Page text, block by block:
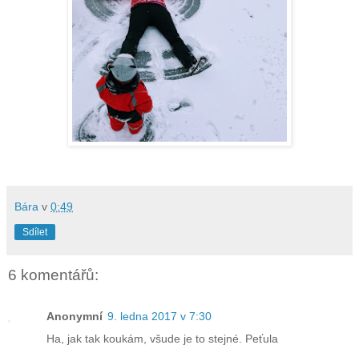
Bára v 0:49
Sdílet
6 komentářů:
Anonymní 9. ledna 2017 v 7:30
Ha, jak tak koukám, všude je to stejné. Peťula